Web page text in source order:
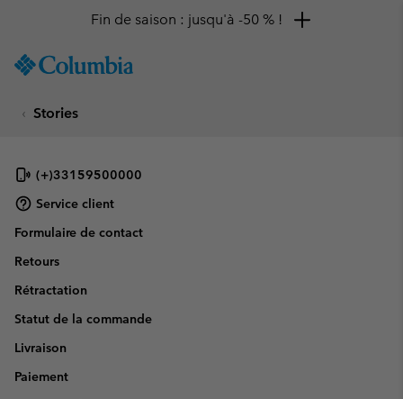
TO
SKIP
NAV
SKIP
SEARCH
Fin de saison : jusqu'à -50 % !
Stories
(+)33159500000
Service client
Formulaire de contact
Retours
Rétractation
Statut de la commande
Livraison
Paiement